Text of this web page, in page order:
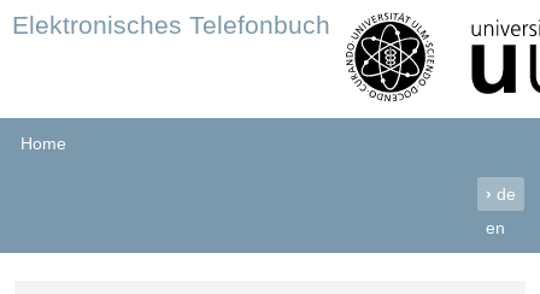
Elektronisches Telefonbuch
Home
› de
en